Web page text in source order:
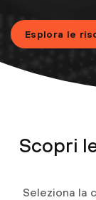
Esplora le
Scopri
Seleziona la